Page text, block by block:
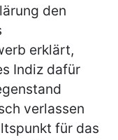
den
erklärt,
Indiz dafür
verlassen
für das